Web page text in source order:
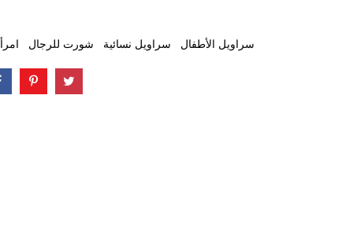
شورت للرجال سراويل نسائية سراويل الأطفال